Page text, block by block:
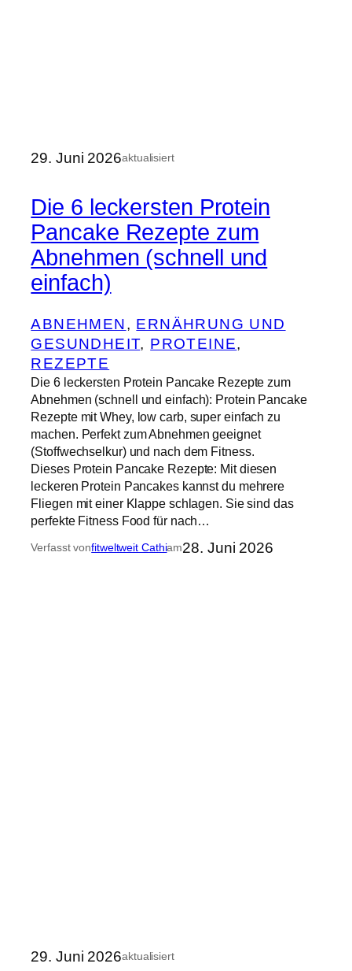
29. Juni 2026aktualisiert
Die 6 leckersten Protein
Pancake Rezepte zum
Abnehmen (schnell und
einfach)
ABNEHMEN, ERNÄHRUNG UND
GESUNDHEIT, PROTEINE
REZEPTE
Die 6 leckersten Protein Pancake Rezepte zum
Abnehmen (schnell und einfach): Protein Pancake
Rezepte mit Whey, low carb, super einfach zu
machen. Perfekt zum Abnehmen geeignet
(Stoffwechselkur) und nach dem Fitness.
Dieses Protein Pancake Rezepte: Mit diesen
leckeren Protein Pancakes kannst du mehrere
Fliegen mit einer Klappe schlagen. Sie sind das
perfekte Fitness Food für nach…
Verfasst vonfitweltweit Cathiam28. Juni 2026
29. Juni 2026aktualisiert